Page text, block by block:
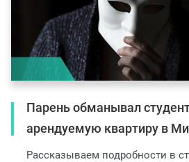
Парень обманывал
арендуемую квартиру в
Рассказываем подробности в